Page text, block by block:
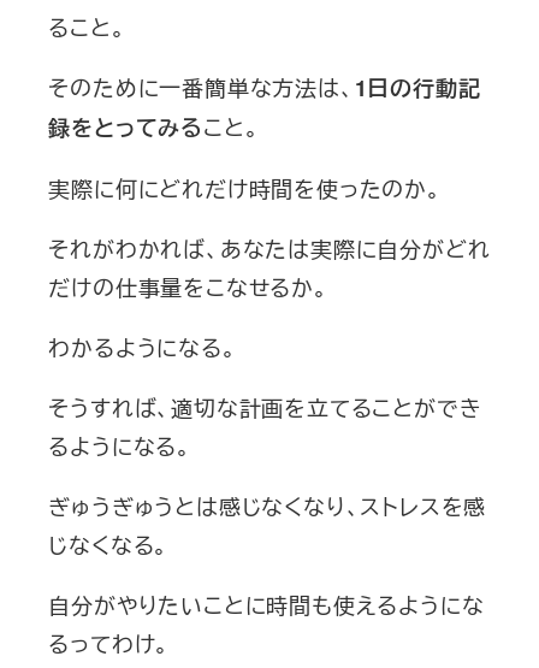
ること。
そのために一番簡単な方法は、 1日の行動記
録をとってみること。
実際に何にどれだけ時間を使ったのか。
それがわかれば、あなたは実際に自分がどれ
だけの仕事量をこなせるか。
わかるようになる。
そうすれば、適切な計画を立てることができ
るようになる。
ぎゅうぎゅうとは感じなくなり、ストレスを感
じなくなる。
自分がやりたいことに時間も使えるようにな
るってわけ。